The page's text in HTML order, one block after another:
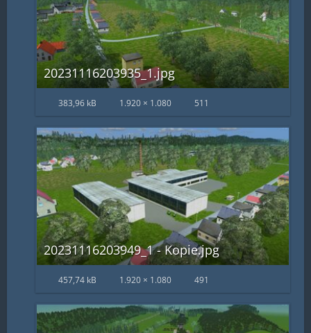
20231116203935_1.jpg
383,96 kB 1.920 × 1.080 511
20231116203949_1 - Kopie.jpg
457,74 kB 1.920 × 1.080 491